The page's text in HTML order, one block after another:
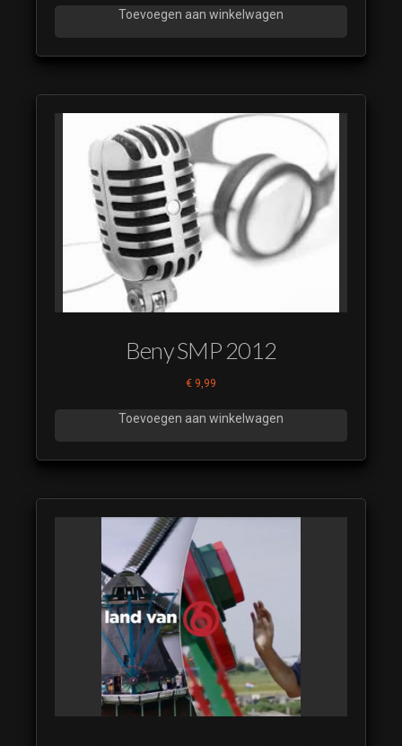
Toevoegen aan winkelwagen
Beny SMP 2012
€ 9,99
Toevoegen aan winkelwagen